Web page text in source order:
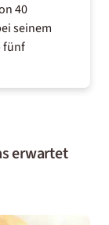
40
seinem
fünf
erwartet